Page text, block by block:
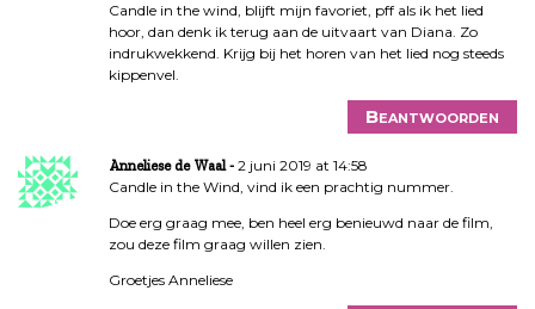
Candle in the wind, blijft mijn favoriet, pff als ik het lied
hoor, dan denk ik terug aan de uitvaart van Diana. Zo
indrukwekkend. Krijg bij het horen van het lied nog steeds
kippenvel.
Beantwoorden
Anneliese de Waal
2 juni 2019 at 14:58
Candle in the Wind, vind ik een prachtig nummer.
Doe erg graag mee, ben heel erg benieuwd naar de film,
zou deze film graag willen zien.
Groetjes Anneliese